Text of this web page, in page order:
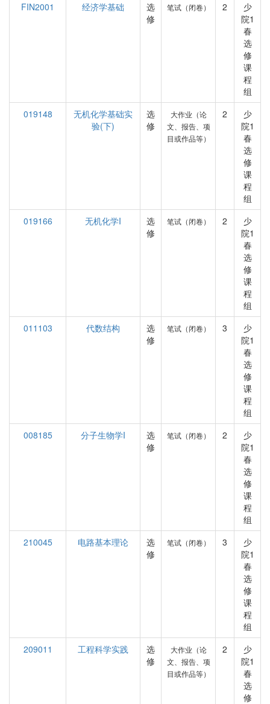
FIN2001
经济学基础
选
修
笔试（闭卷） 2
少
院1
春
选
修
课
程
组
019148
无机化学基础实
验(下)
选
修
大作业（论
文、报告、项
目或作品等）
2
少
院1
春
选
修
课
程
组
019166
无机化学I
选
修
笔试（闭卷） 2
少
院1
春
选
修
课
程
组
011103
代数结构
选
修
笔试（闭卷） 3
少
院1
春
选
修
课
程
组
008185
分子生物学I
选
修
笔试（闭卷） 2
少
院1
春
选
修
课
程
组
210045
电路基本理论
选
修
笔试（闭卷） 3
少
院1
春
选
修
课
程
组
209011
工程科学实践
选
修
大作业（论
文、报告、项
目或作品等）
2
少
院1
春
选
修